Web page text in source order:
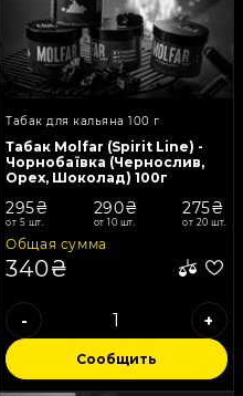
Табак для кальяна 100 г
Табак Molfar (Spirit Line) -
Чорнобаївка (Чернослив,
Орех, Шоколад) 100г
295₴
от 5 шт.
290₴
от 10 шт.
275₴
от 20 шт.
Общая сумма
340₴
- +
Сообщить